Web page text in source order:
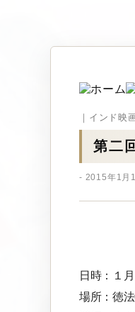
｜インド映
第二
- 2015年1月
日時：１
場所：徳